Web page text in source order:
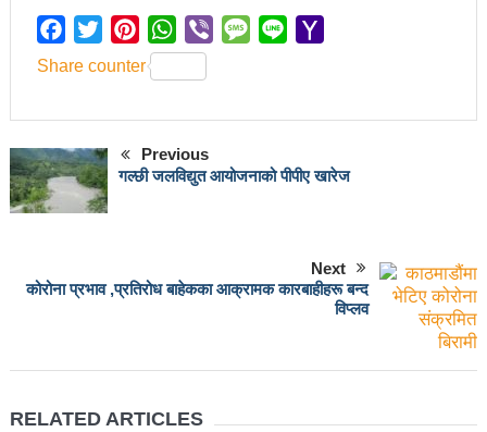
आइएनएनएफद्वारा सम्मान
एनआरएनए बेलायतको अध्यक्षमा जिलिङका पुडासैनी
महानगर यातायातले थप्यो १२ वटा विद्युतीय बस
गणेश पण्डितको कवितासङ्ग्रह कालापानी लोकार्पण
फोहोरमैला व्यवस्थापन संघ नेपालको अध्यक्षमा नुवाकोटका घिमिरे
कविता – सुख भोग
समाचार हटाउने अदालतको आदेश र पत्रकार पक्राउ पुर्जीबारे
काउन्सिल सुक्ष्म अध्ययनमा
लोकतान्त्रिक सहिद सन्तति वृत्ति कोष स्थापनाः सहिदका
Facebook
TwitterPinterestWhatsApp
Viber Message
Line
Share counter
Previous
गल्छी जलविद्युत आयोजनाको पीपीए खारेज
Next
कोरोना प्रभाव ,प्रतिरोध बाहेकका आक्रामक कारबाहीहरू बन्द
विप्लव
RELATED ARTICLES